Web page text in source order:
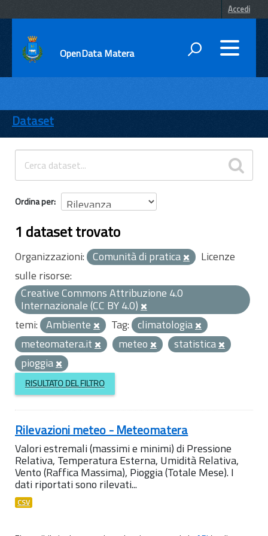
Accedi
OpenData Matera
ENTI
TEMI
INFORMAZIONI
Dataset
Ordina per
1 dataset trovato
Organizzazioni: Comunità di pratica
Licenze
sulle risorse:
Creative Commons Attribuzione 4.0
Internazionale (CC BY 4.0)
temi: Ambiente Tag: climatologia
meteomatera.it
meteo
statistica
pioggia
RISULTATO DEL FILTRO
Rilevazioni meteo - Meteomatera
Valori estremali (massimi e minimi) di Pressione
Relativa, Temperatura Esterna, Umidità Relativa,
Vento (Raffica Massima), Pioggia (Totale Mese). I
dati riportati sono rilevati...
CSV